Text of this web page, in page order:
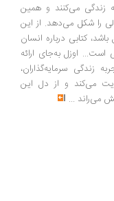
می‌کنند و همین
می‌دهد. از این
درباره انسان
به‌جای ارائه
سرمایه‌گذاران،
و از دل این
...